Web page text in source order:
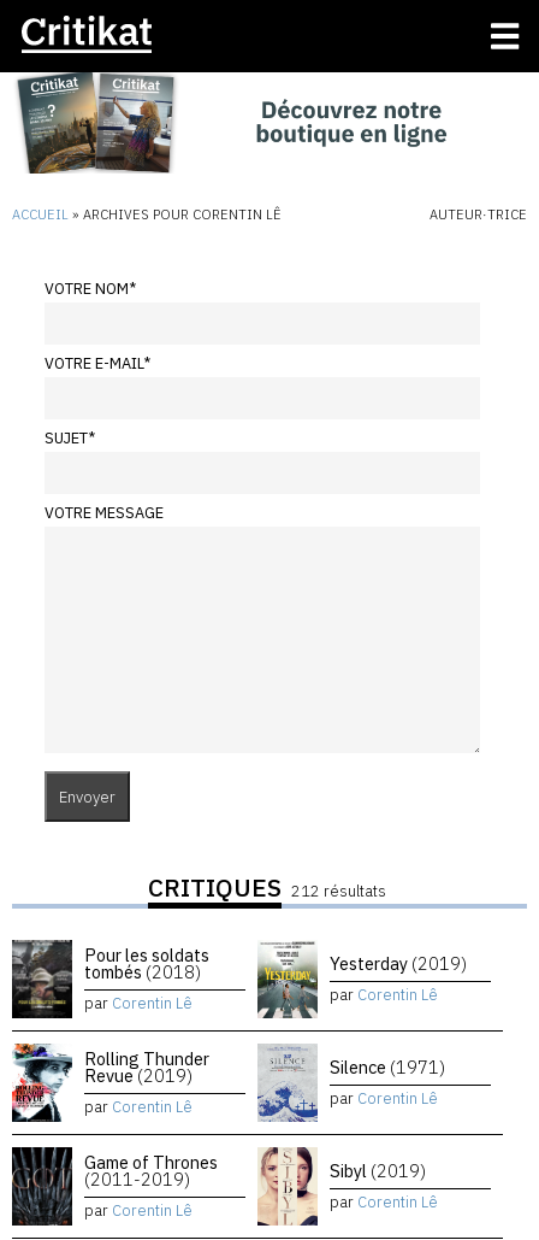
ACCUEIL » ARCHIVES POUR CORENTIN LÊ AUTEUR·TRICE
VOTRE NOM*
VOTRE E-MAIL*
SUJET*
VOTRE MESSAGE
CRITIQUES 212 résultats
Pour les soldats
tombés (2018)
par Corentin Lê
Yesterday (2019)
par Corentin Lê
Rolling Thunder
Revue(2019)
par Corentin Lê
Silence (1971)
par Corentin Lê
Game of Thrones
(2011-2019)
par Corentin Lê
Sibyl (2019)
par Corentin Lê